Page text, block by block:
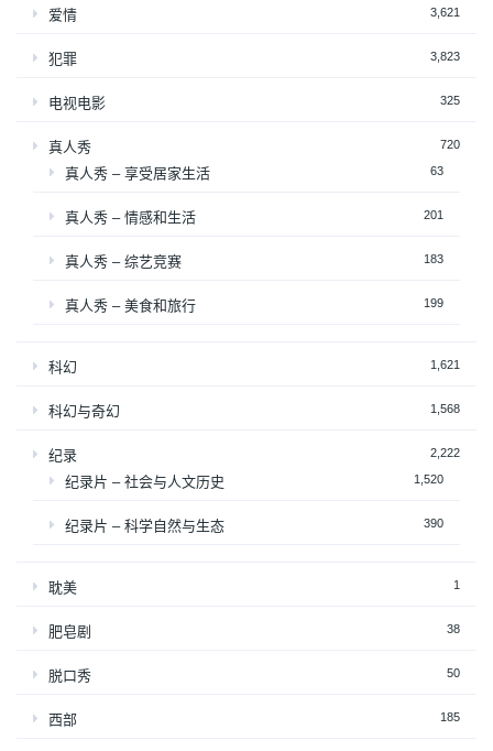
爱情 3,621
犯罪 3,823
电视电影 325
真人秀 720
真人秀 – 享受居家生活 63
真人秀 – 情感和生活 201
真人秀 – 综艺竞赛 183
真人秀 – 美食和旅行 199
科幻 1,621
科幻与奇幻 1,568
纪录 2,222
纪录片 – 社会与人文历史 1,520
纪录片 – 科学自然与生态 390
耽美 1
肥皂剧 38
脱口秀 50
西部 185